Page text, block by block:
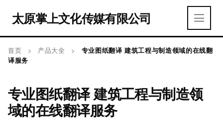
太原掌上文化传媒有限公司
首页 > 产品大全 >
专业图纸翻译 建筑工程与制造领域的在线翻
译服务
专业图纸翻译 建筑工程与制造领
域的在线翻译服务